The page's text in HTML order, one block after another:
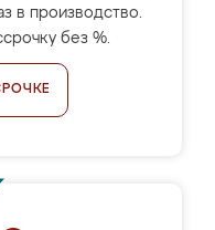
в производство.
без %.